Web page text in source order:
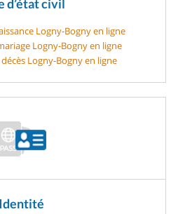
d’état civil
Logny-Bogny en ligne
Logny-Bogny en ligne
Logny-Bogny en ligne
Identité